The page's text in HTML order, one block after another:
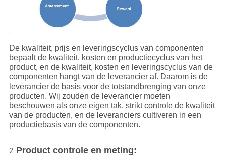
De kwaliteit, prijs en leveringscyclus van componenten
bepaalt de kwaliteit, kosten en productiecyclus van het
product, en de kwaliteit, kosten en leveringscyclus van de
componenten hangt van de leverancier af. Daarom is de
leverancier de basis voor de totstandbrenging van onze
producten. Wij zouden de leverancier moeten
beschouwen als onze eigen tak, strikt controle de kwaliteit
van de producten, en de leveranciers cultiveren in een
productiebasis van de componenten.
2. Product controle en meting: